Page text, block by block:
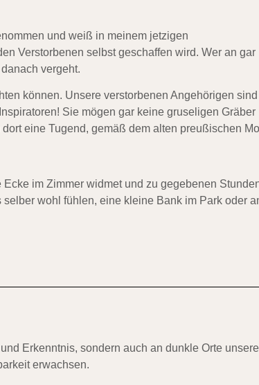
und weiß in meinem jetzigen
Verstorbenen selbst geschaffen wird. Wer an gar
vergeht.
können. Unsere verstorbenen Angehörigen sind
Sie mögen gar keine gruseligen Gräber
eine Tugend, gemäß dem alten preußischen
im Zimmer widmet und zu gegebenen
wohl fühlen, eine kleine Bank im Park oder
Erkenntnis, sondern auch an dunkle Orte
erwachsen.